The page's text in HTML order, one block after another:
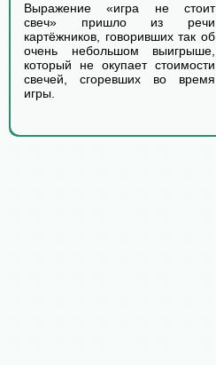
Выражение «игра не стоит
свеч» пришло из речи
картёжников, говоривших так об
очень небольшом выигрыше,
который не окупает стоимости
свечей, сгоревших во время
игры.